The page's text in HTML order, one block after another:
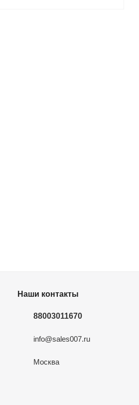
Наши контакты
88003011670
info@sales007.ru
Москва